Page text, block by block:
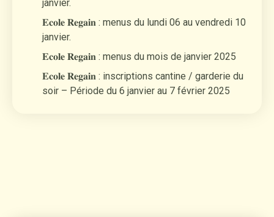
janvier.
𝐄𝐜𝐨𝐥𝐞 𝐑𝐞𝐠𝐚𝐢𝐧 : menus du lundi 06 au vendredi 10
janvier.
𝐄𝐜𝐨𝐥𝐞 𝐑𝐞𝐠𝐚𝐢𝐧 : menus du mois de janvier 2025
𝐄𝐜𝐨𝐥𝐞 𝐑𝐞𝐠𝐚𝐢𝐧 : inscriptions cantine / garderie du
soir – Période du 6 janvier au 7 février 2025